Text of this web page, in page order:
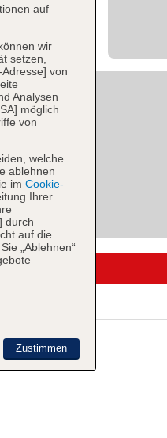
auf
wir
setzen,
von
Analysen
möglich
von
welche
ablehnen
im Cookie-
Ihrer
durch
auf die
„Ablehnen“
Zustimmen